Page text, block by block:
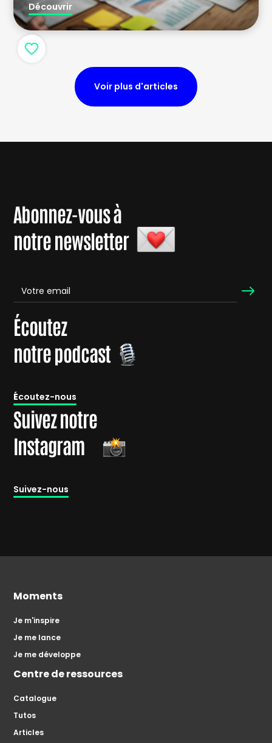
Découvrir
Voir plus d'articles
Abonnez-vous à
notre newsletter
Écoutez
notre podcast
Écoutez-nous
Suivez notre
Instagram
Suivez-nous
Moments
Je m'inspire
Je me lance
Je me développe
Centre de ressources
Catalogue
Tutos
Articles